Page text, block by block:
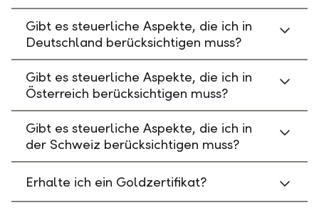
Gibt es steuerliche Aspekte, die ich in
Deutschland berücksichtigen muss?
Gibt es steuerliche Aspekte, die ich in
Österreich berücksichtigen muss?
Gibt es steuerliche Aspekte, die ich in
der Schweiz berücksichtigen muss?
Erhalte ich ein Goldzertifikat?